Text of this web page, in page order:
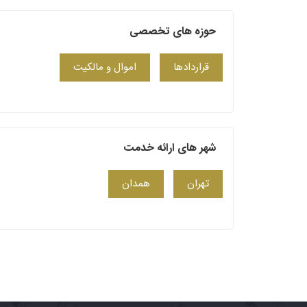
حوزه های تخصصی
قراردادها اموال و مالکیت
شهر های ارائه خدمت
تهران همدان